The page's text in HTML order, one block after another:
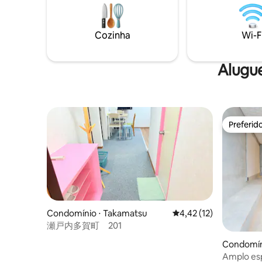
montanha é atraente porque você não
sente o olhar dos vizinhos. A espaçosa
cozinha em sistema no centro da casa
permite que você cozinhe enquanto
abastecida com utensílios de cozinha,
lugar para refeições e reuniões de
estratégia de viagem se tornarem
naturalmente animadas.A sala ao lado
tem uma boa vista, e os adultos podem
relaxar e se divertir enquanto observam
os filhos brincarem com os brinquedos. A
menos de 10 minutos de carro da
Estação de Okayama, o Terminal de
Okayama também é convenientemente
ingredientes, itens de uso diário e
remédios também estão
por um
lanterna
Iaura,
com
nascer
fundos. O prédio é composto por
"edifício
medida
para
é fino
reserve
menores
fundamental. Atrás do
campos
Cozinha Wi-
Condomínio ⋅ Takamatsu 4,42 de uma
4,42 (12)
瀬戸内多賀町 201
Amplo